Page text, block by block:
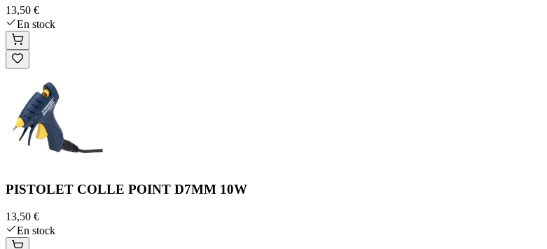
13,50 €
En stock
PISTOLET COLLE POINT D7MM 10W
13,50 €
En stock